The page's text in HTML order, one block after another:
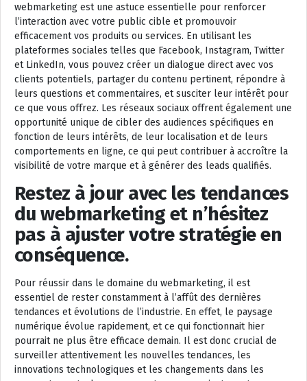
webmarketing est une astuce essentielle pour renforcer
l’interaction avec votre public cible et promouvoir
efficacement vos produits ou services. En utilisant les
plateformes sociales telles que Facebook, Instagram, Twitter
et LinkedIn, vous pouvez créer un dialogue direct avec vos
clients potentiels, partager du contenu pertinent, répondre à
leurs questions et commentaires, et susciter leur intérêt pour
ce que vous offrez. Les réseaux sociaux offrent également une
opportunité unique de cibler des audiences spécifiques en
fonction de leurs intérêts, de leur localisation et de leurs
comportements en ligne, ce qui peut contribuer à accroître la
visibilité de votre marque et à générer des leads qualifiés.
Restez à jour avec les tendances
du webmarketing et n’hésitez
pas à ajuster votre stratégie en
conséquence.
Pour réussir dans le domaine du webmarketing, il est
essentiel de rester constamment à l’affût des dernières
tendances et évolutions de l’industrie. En effet, le paysage
numérique évolue rapidement, et ce qui fonctionnait hier
pourrait ne plus être efficace demain. Il est donc crucial de
surveiller attentivement les nouvelles tendances, les
innovations technologiques et les changements dans les